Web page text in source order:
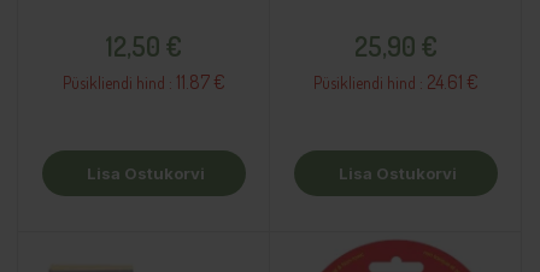
12,50 €
Püsikliendi hind : 11.87 €
Lisa Ostukorvi
25,90 €
Püsikliendi hind : 24.61 €
Lisa Ostukorvi